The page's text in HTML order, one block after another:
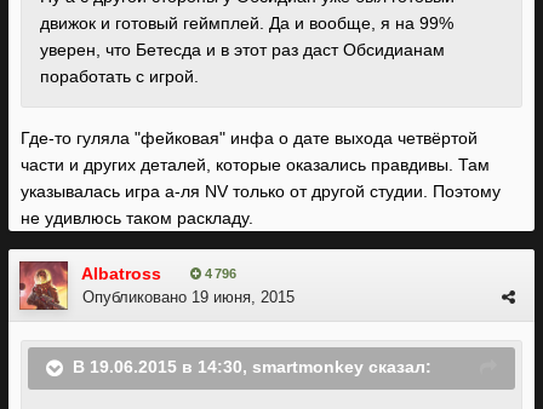
движок и готовый геймплей. Да и вообще, я на 99%
уверен, что Бетесда и в этот раз даст Обсидианам
поработать с игрой.
Где-то гуляла "фейковая" инфа о дате выхода четвёртой
части и других деталей, которые оказались правдивы. Там
указывалась игра а-ля NV только от другой студии. Поэтому
не удивлюсь таком раскладу.
Albatross 4 796
Опубликовано 19 июня, 2015
В 19.06.2015 в 14:30, smartmonkey сказал: